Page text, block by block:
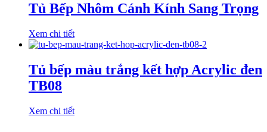
Tủ Bếp Nhôm Cánh Kính Sang Trọng
Xem chi tiết
Tủ bếp màu trắng kết hợp Acrylic đen
TB08
Xem chi tiết